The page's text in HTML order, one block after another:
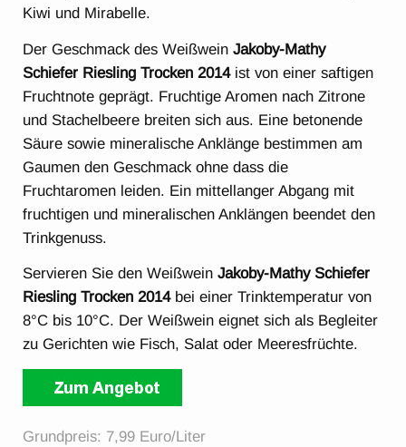
Kiwi und Mirabelle.
Der Geschmack des WeißweinJakoby-Mathy
Schiefer Riesling Trocken 2014ist von einer saftigen
Fruchtnote geprägt. Fruchtige Aromen nach Zitrone
und Stachelbeere breiten sich aus. Eine betonende
Säure sowie mineralische Anklänge bestimmen am
Gaumen den Geschmack ohne dass die
Fruchtaromen leiden. Ein mittellanger Abgang mit
fruchtigen und mineralischen Anklängen beendet den
Trinkgenuss.
Servieren Sie den WeißweinJakoby-Mathy Schiefer
Riesling Trocken 2014bei einer Trinktemperatur von
8°C bis 10°C. Der Weißwein eignet sich als Begleiter
zu Gerichten wie Fisch, Salat oder Meeresfrüchte.
Grundpreis: 7,99 Euro/Liter